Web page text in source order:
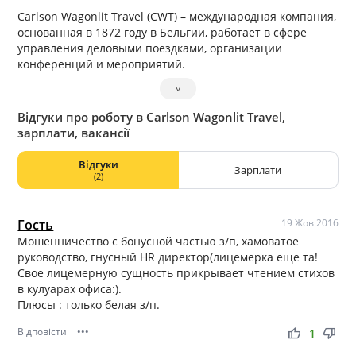
Carlson Wagonlit Travel (CWT) – международная компания,
основанная в 1872 году в Бельгии, работает в сфере
управления деловыми поездками, организации
конференций и мероприятий.
˅
Відгуки про роботу в Carlson Wagonlit Travel,
зарплати, вакансії
Відгуки
(2) Зарплати
Гость 19 Жов 2016
Мошенничество с бонусной частью з/п, хамоватое
руководство, гнусный HR директор(лицемерка еще та!
Свое лицемерную сущность прикрывает чтением стихов
в кулуарах офиса:).
Плюсы : только белая з/п.
Відповісти ••• thumb_up thumb_down
1